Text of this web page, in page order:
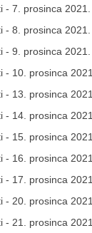
- 7. prosinca 2021.
- 8. prosinca 2021.
- 9. prosinca 2021.
- 10. prosinca 2021.
- 13. prosinca 2021.
- 14. prosinca 2021.
- 15. prosinca 2021.
- 16. prosinca 2021.
- 17. prosinca 2021.
- 20. prosinca 2021.
- 21. prosinca 2021.